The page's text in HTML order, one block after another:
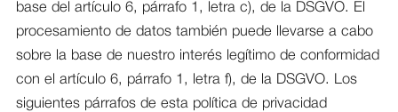
base del artículo 6, párrafo 1, letra c), de la DSGVO. El
procesamiento de datos también puede llevarse a cabo
sobre la base de nuestro interés legítimo de conformidad
con el artículo 6, párrafo 1, letra f), de la DSGVO. Los
siguientes párrafos de esta política de privacidad